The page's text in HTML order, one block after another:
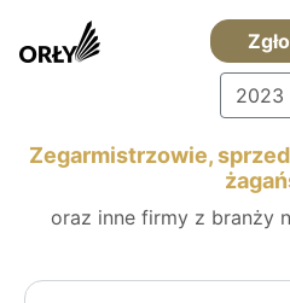
2023
Zegarmistrzowie,
oraz inne firmy z branży